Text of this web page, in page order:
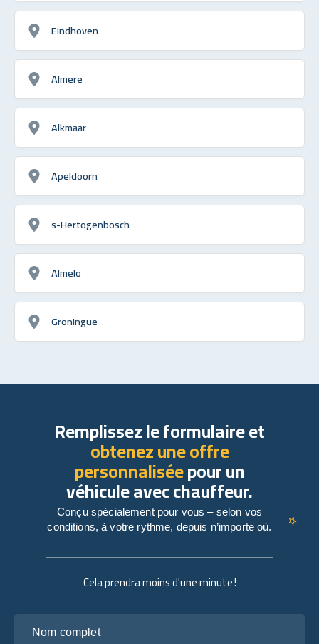
Eindhoven
Almere
Alkmaar
Apeldoorn
s-Hertogenbosch
Almelo
Groningue
Cela prendra moins d'une minute !
Remplissez le formulaire et
obtenez une offre
personnaliséepour un
véhicule avec chauffeur.
Conçu spécialement pour vous – selon vos
conditions, à votre rythme, depuis n’importe où.